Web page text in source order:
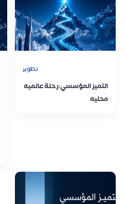
تطوير
التميز المؤسسي:رحلة عالميه
محليه